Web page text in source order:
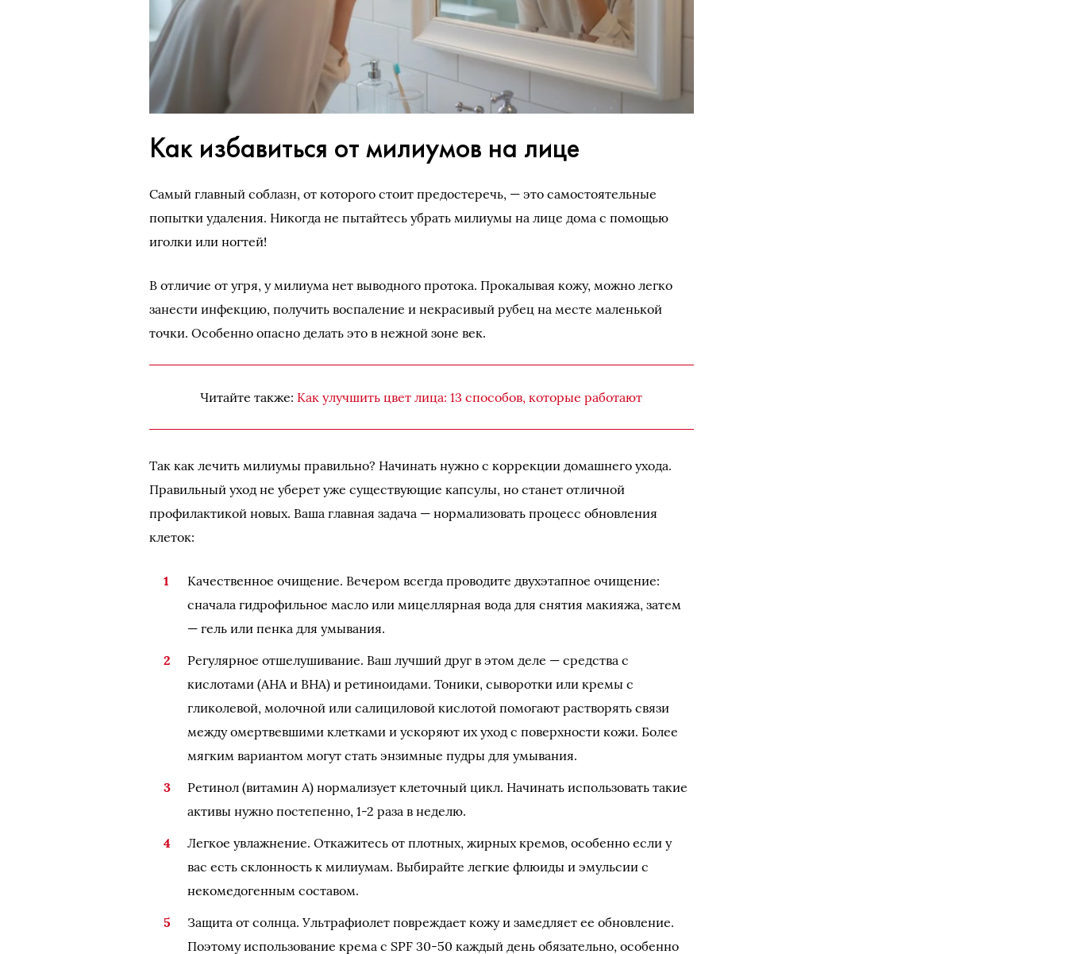
Как избавиться от милиумов на лице
Самый главный соблазн, от которого стоит предостеречь, — это самостоятельные
попытки удаления. Никогда не пытайтесь убрать милиумы на лице дома с помощью
иголки или ногтей!
В отличие от угря, у милиума нет выводного протока. Прокалывая кожу, можно легко
занести инфекцию, получить воспаление и некрасивый рубец на месте маленькой
точки. Особенно опасно делать это в нежной зоне век.
Читайте также: Как улучшить цвет лица: 13 способов, которые работают
Так как лечить милиумы правильно? Начинать нужно с коррекции домашнего ухода.
Правильный уход не уберет уже существующие капсулы, но станет отличной
профилактикой новых. Ваша главная задача — нормализовать процесс обновления
клеток:
Качественное очищение. Вечером всегда проводите двухэтапное очищение:
сначала гидрофильное масло или мицеллярная вода для снятия макияжа, затем
— гель или пенка для умывания.
Регулярное отшелушивание. Ваш лучший друг в этом деле — средства с
кислотами (AHA и BHA) и ретиноидами. Тоники, сыворотки или кремы с
гликолевой, молочной или салициловой кислотой помогают растворять связи
между омертвевшими клетками и ускоряют их уход с поверхности кожи. Более
мягким вариантом могут стать энзимные пудры для умывания.
Ретинол (витамин А) нормализует клеточный цикл. Начинать использовать такие
активы нужно постепенно, 1-2 раза в неделю.
Легкое увлажнение. Откажитесь от плотных, жирных кремов, особенно если у
вас есть склонность к милиумам. Выбирайте легкие флюиды и эмульсии с
некомедогенным составом.
Защита от солнца. Ультрафиолет повреждает кожу и замедляет ее обновление.
Поэтому использование крема с SPF 30-50 каждый день обязательно, особенно